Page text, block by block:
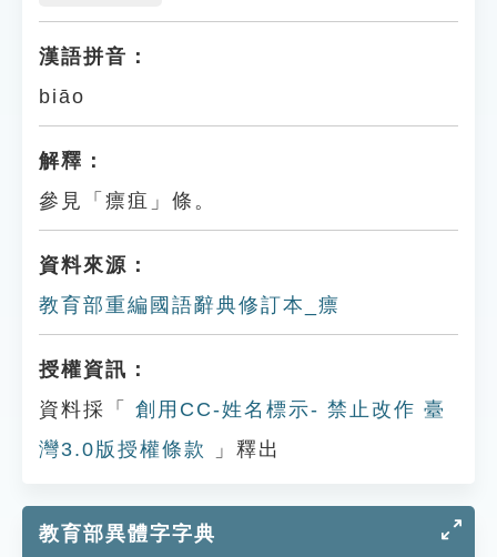
漢語拼音：
biāo
解釋：
參見「瘭疽」條。
資料來源：
教育部重編國語辭典修訂本_瘭
授權資訊：
資料採「
創用CC-姓名標示- 禁止改作 臺
灣3.0版授權條款
」釋出
教育部異體字字典